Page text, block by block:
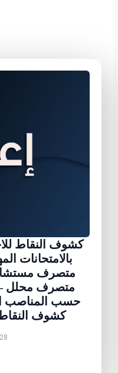
كشوف النقاط
بالامتحانات
متصرف
متصرف محلل –
حسب المناصب
كشوف النقاط )
28 يوليو 2026